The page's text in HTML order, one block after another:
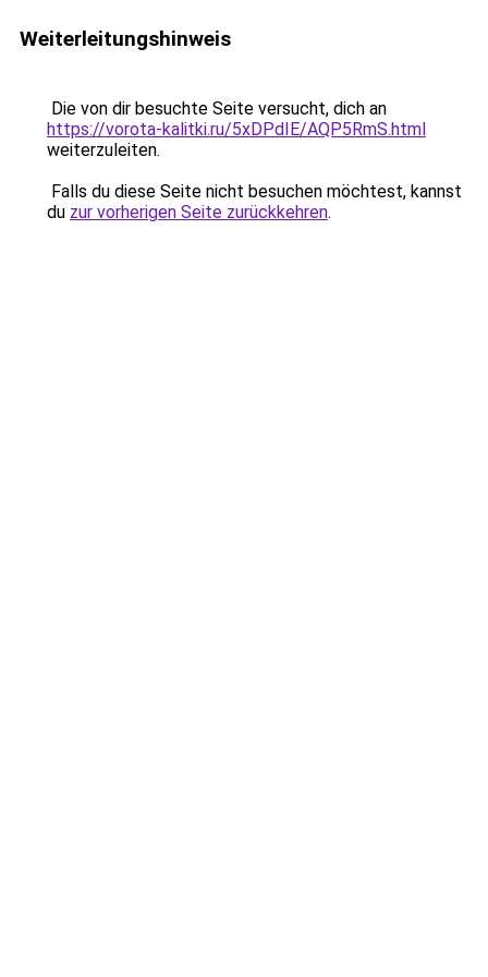
Weiterleitungshinweis
Die von dir besuchte Seite versucht, dich an
https://vorota-kalitki.ru/5xDPdIE/AQP5RmS.html
weiterzuleiten.
Falls du diese Seite nicht besuchen möchtest, kannst
du zur vorherigen Seite zurückkehren.